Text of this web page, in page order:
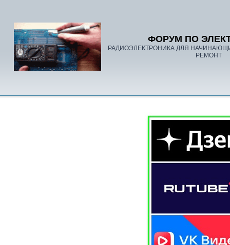
ФОРУМ ПО
РАДИОЭЛЕКТРОНИКА ДЛЯ
РЕМОНТ